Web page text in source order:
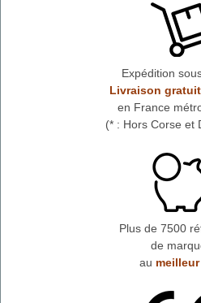
Expédition
Livraison
en France
(* : Hors Corse et
Plus de 7500
de
au